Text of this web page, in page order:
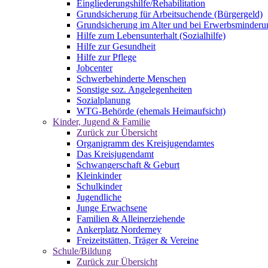
Eingliederungshilfe/Rehabilitation
Grundsicherung für Arbeitsuchende (Bürgergeld)
Grundsicherung im Alter und bei
Hilfe zum Lebensunterhalt (Sozialhilfe)
Hilfe zur Gesundheit
Hilfe zur Pflege
Jobcenter
Schwerbehinderte Menschen
Sonstige soz. Angelegenheiten
Sozialplanung
WTG-Behörde (ehemals Heimaufsicht)
Kinder, Jugend & Familie
Zurück zur Übersicht
Organigramm des Kreisjugendamtes
Das Kreisjugendamt
Schwangerschaft & Geburt
Kleinkinder
Schulkinder
Jugendliche
Junge Erwachsene
Familien & Alleinerziehende
Ankerplatz Norderney
Freizeitstätten, Träger & Vereine
Schule/Bildung
Zurück zur Übersicht